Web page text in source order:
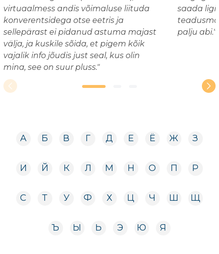
virtuaalmess andis võimaluse liituda
konverentsidega otse eetris ja
sellepärast ei pidanud astuma majast
välja, ja kuskile sõida, et pigem kõik
vajalik info jõudis just seal, kus olin
mina, see on suur pluss."
saada
palju abi."
А Б В Г Д Е Ё Ж З
И Й К Л М Н О П Р
С Т У Ф Х Ц Ч Ш Щ
Ъ Ы Ь Э Ю Я